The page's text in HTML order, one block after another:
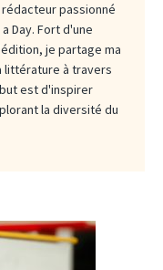
passionné
Day. Fort d'une
je partage ma
littérature à travers
est d'inspirer
la diversité du